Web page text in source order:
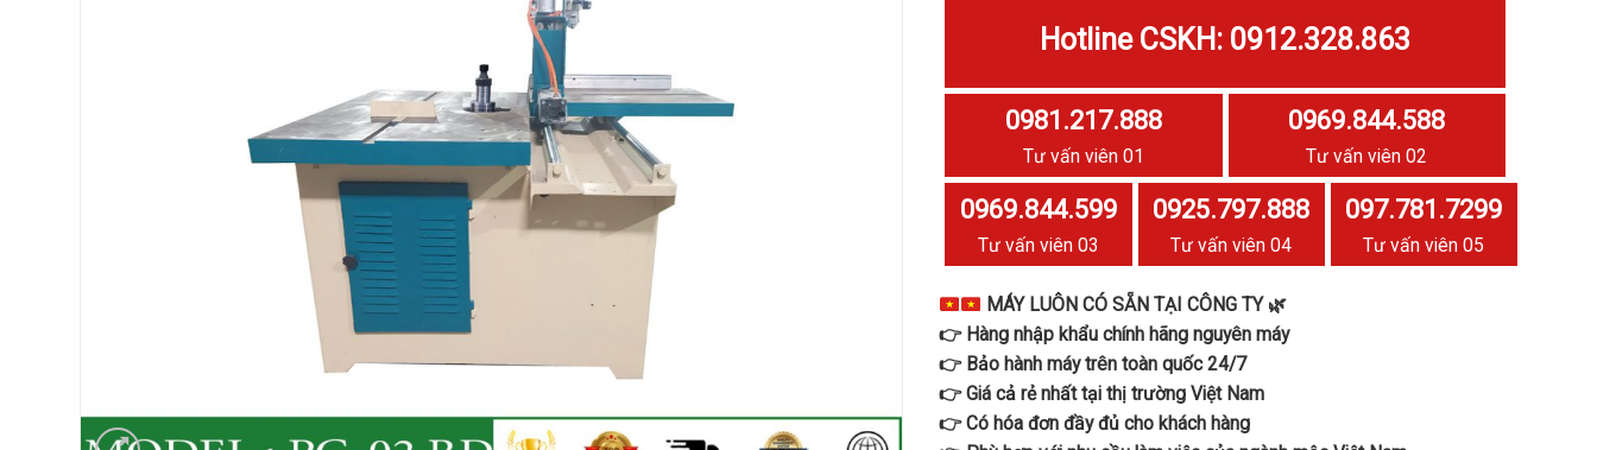
Hotline CSKH: 0912.328.863
0981.217.888
Tư vấn viên 01
0969.844.588
Tư vấn viên 02
0969.844.599
Tư vấn viên 03
0925.797.888
Tư vấn viên 04
097.781.7299
Tư vấn viên 05
MÁY LUÔN CÓ SẴN TẠI CÔNG TY 🌿
👉 Hàng nhập khẩu chính hãng nguyên máy
👉 Bảo hành máy trên toàn quốc 24/7
👉 Giá cả rẻ nhất tại thị trường Việt Nam
👉 Có hóa đơn đầy đủ cho khách hàng